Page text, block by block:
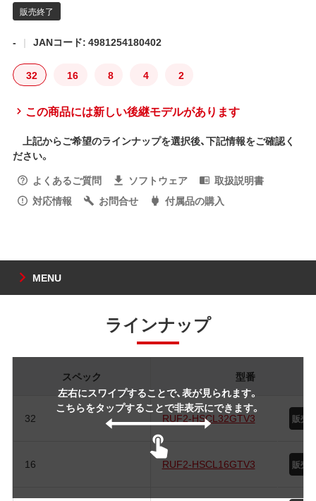
- JANコード: 4981254180402
32 16 8 4 2
この商品には新しい後継モデルがあります
上記からご希望のラインナップを選択後、下記情報をご確認く
ださい。
よくあるご質問
ソフトウェア
取扱説明書
対応情報
お問合せ 付属品の購入
MENU
ラインナップ
左右にスワイプすることで、表が見られます。
こちらをタップすることで非表示にできます。
スペック 型番
32 RUF2-HSCL32GTV3
16 RUF2-HSCL16GTV3